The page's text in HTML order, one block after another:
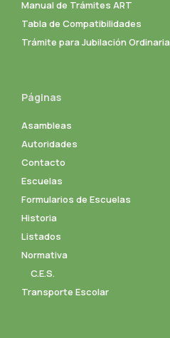
Manual de Trámites ART
Tabla de Compatibilidades
Trámite para Jubilación Ordinaria
Páginas
Asambleas
Autoridades
Contacto
Escuelas
Formularios de Escuelas
Historia
Listados
Normativa
C.E.S.
Transporte Escolar